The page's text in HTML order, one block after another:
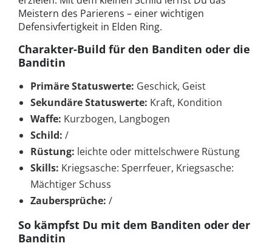
Meistern des Parierens – einer wichtigen
Defensivfertigkeit in Elden Ring.
Charakter-Build für den Banditen oder die
Banditin
Primäre Statuswerte: Geschick, Geist
Sekundäre Statuswerte: Kraft, Kondition
Waffe: Kurzbogen, Langbogen
Schild: /
Rüstung: leichte oder mittelschwere Rüstung
Skills: Kriegsasche: Sperrfeuer, Kriegsasche:
Mächtiger Schuss
Zaubersprüche: /
So kämpfst Du mit dem Banditen oder der
Banditin